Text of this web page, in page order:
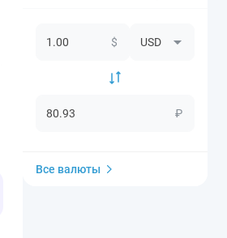
$
₽
Все валюты